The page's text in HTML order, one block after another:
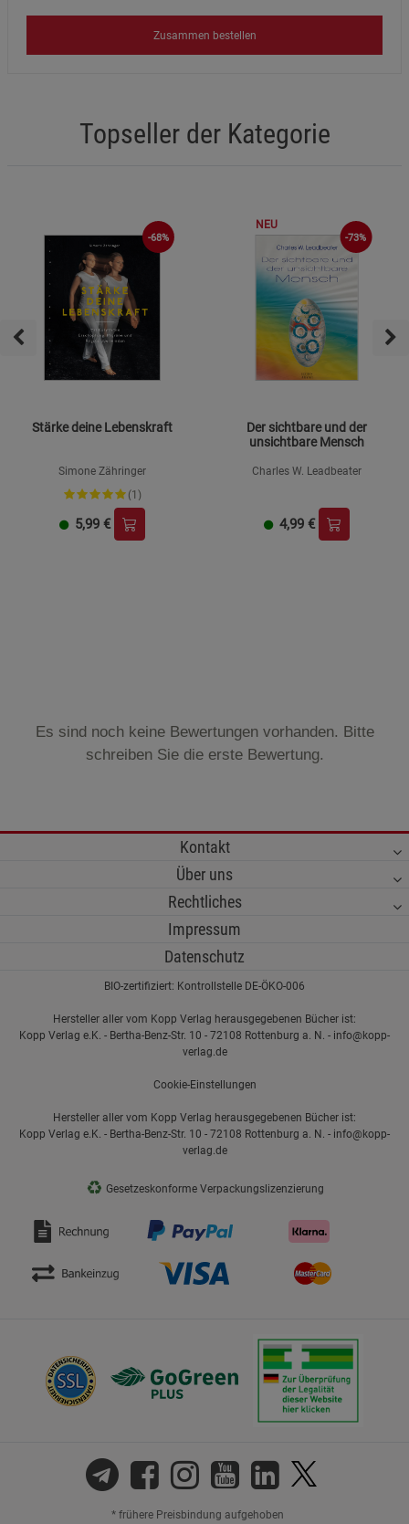
Zusammen bestellen
Topseller der Kategorie
-68%
Stärke deine Lebenskraft
Simone Zähringer
(1)
5,99 €
NEU
-73%
Der sichtbare und der
unsichtbare Mensch
Charles W. Leadbeater
4,99 €
Es sind noch keine Bewertungen vorhanden. Bitte
schreiben Sie die erste Bewertung.
Kontakt
Über uns
Rechtliches
Impressum
Datenschutz
BIO-zertifiziert: Kontrollstelle DE-ÖKO-006
Hersteller aller vom Kopp Verlag herausgegebenen Bücher ist:
Kopp Verlag e.K. - Bertha-Benz-Str. 10 - 72108 Rottenburg a. N. - info@kopp-
verlag.de
Cookie-Einstellungen
Hersteller aller vom Kopp Verlag herausgegebenen Bücher ist:
Kopp Verlag e.K. - Bertha-Benz-Str. 10 - 72108 Rottenburg a. N. - info@kopp-
verlag.de
♻ Gesetzeskonforme Verpackungslizenzierung
* frühere Preisbindung aufgehoben